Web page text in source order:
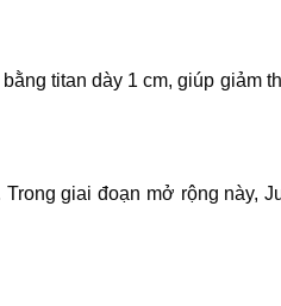
titan dày 1 cm, giúp giảm
giai đoạn mở rộng này,